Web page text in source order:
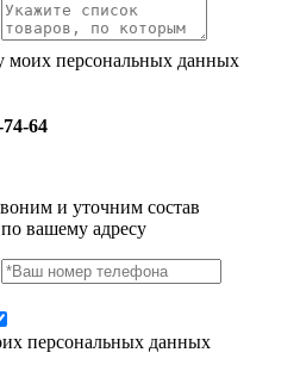
моих персональных данных
64
и уточним состав
вашему адресу
персональных данных